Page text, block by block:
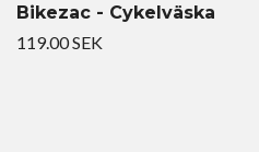
Bikezac - Cykelväska
119.00 SEK